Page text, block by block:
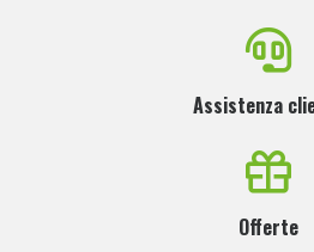
Assistenza
Offerte